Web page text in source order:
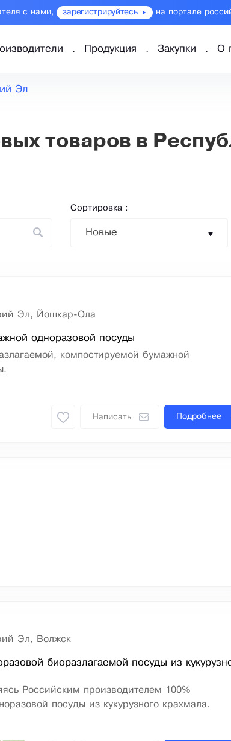
с нами, зарегистрируйтесь на портале
Продукция Закупки О
Эл
товаров в
Сортировка :
Новые
Эл, Йошкар-Ола
одноразовой посуды
компостируемой бумажной
Написать Подробнее
Эл, Волжск
биоразлагаемой посуды из
Российским производителем 100%
посуды из кукурузного крахмала.